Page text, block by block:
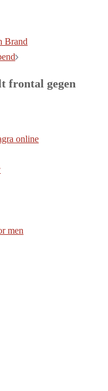
Brand
frontal gegen
online
men